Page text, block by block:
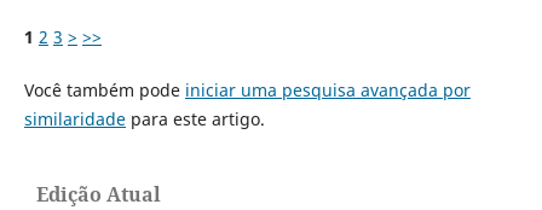
1 2 3 > >>
Você também pode iniciar uma pesquisa avançada por
similaridadepara este artigo.
Edição Atual